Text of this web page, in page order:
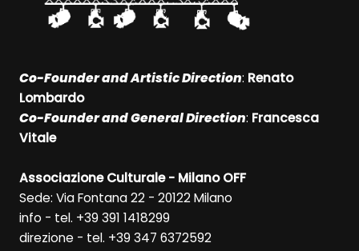
Co-Founder and Artistic Direction: Renato
Lombardo
Co-Founder and General Direction: Francesca
Vitale
Associazione Culturale - Milano OFF
Sede: Via Fontana 22 - 20122 Milano
info - tel. +39 391 1418299
direzione - tel. +39 347 6372592